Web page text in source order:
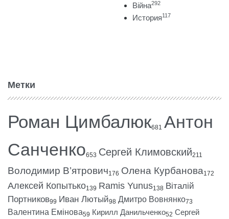
Війна292
История117
Метки
Роман Цимбалюк681 Антон
Санченко653 Сергей Климовский211
Володимир В’ятрович176 Олена Курбанова172
Алексей Копытько139 Ramis Yunus138 Віталій
Портников99 Иван Лютый98 Дмитро Вовнянко73
Валентина Емінова59 Кирилл Данильченко52 Сергей